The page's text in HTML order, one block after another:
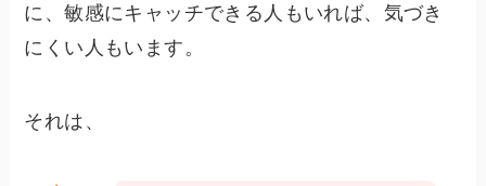
に、敏感にキャッチできる人もいれば、気づき
にくい人もいます。
それは、